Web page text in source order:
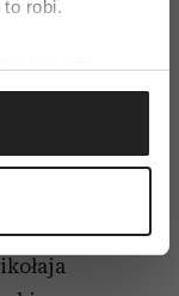
robi.
lokalizacji
do kilku metrów
aktywnie
palca)
preferencje w
są: